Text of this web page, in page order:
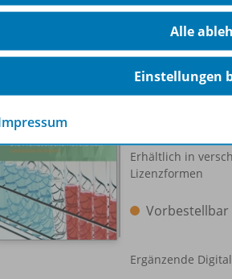
EinFach
Erhältlich in
Lizenzformen
Vorbestellbar
Ergänzende
Alle
Einstellungen